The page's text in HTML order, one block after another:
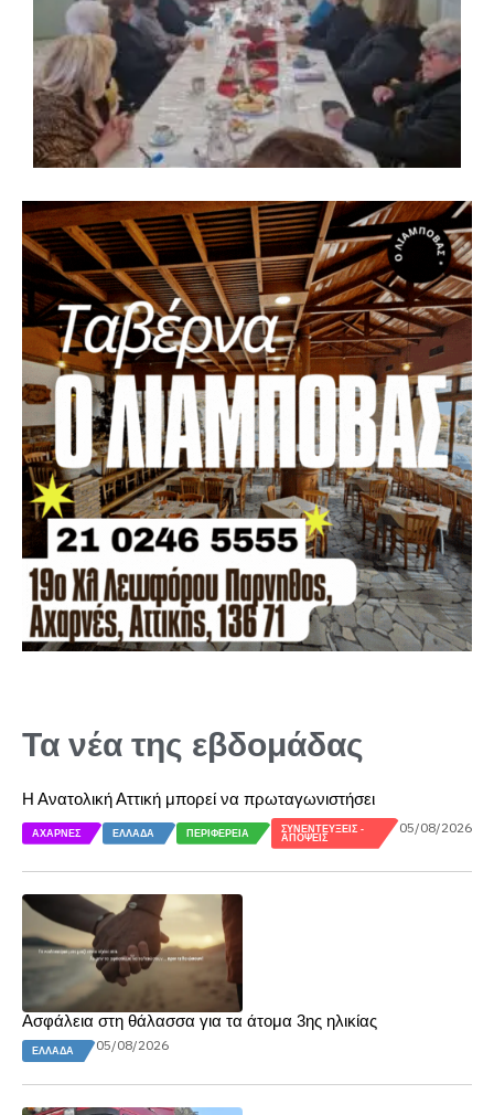
Τα νέα της εβδομάδας
Η Ανατολική Αττική μπορεί να πρωταγωνιστήσει
ΑΧΑΡΝΈΣ ΕΛΛΆΔΑ ΠΕΡΙΦΈΡΕΙΑ
ΣΥΝΕΝΤΕΎΞΕΙΣ -
ΑΠΌΨΕΙΣ
05/08/2026
Ασφάλεια στη θάλασσα για τα άτομα 3ης ηλικίας
ΕΛΛΆΔΑ 05/08/2026